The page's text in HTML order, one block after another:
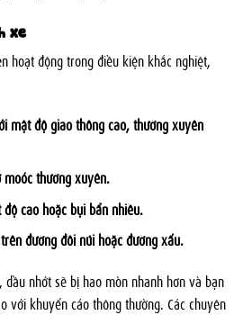
xe
hoạt động trong điều kiện khắc nghiệt,
mật độ giao thông cao, thường xuyên
thường xuyên.
cao hoặc bụi bẩn nhiều.
đường đồi núi hoặc đường xấu.
nhớt sẽ bị hao mòn nhanh hơn và bạn
với khuyến cáo thông thường. Các chuyên